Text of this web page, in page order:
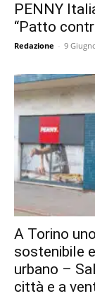
PENNY
“Patto
Redazione - 9
A Torino
sostenibile
urbano –
città e a